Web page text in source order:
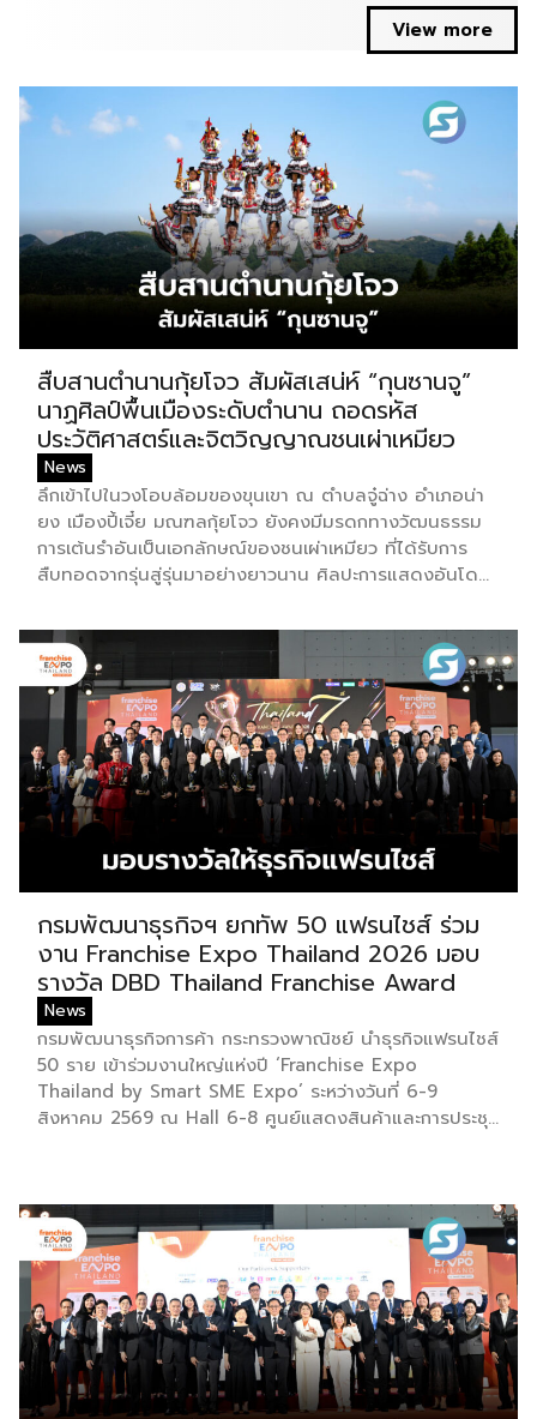
ดอลลาร์สหรัฐฯ, เครื่องบินโบอิ้ง 50 ลำ รุ่น 777 รวมถึงชาว
ประมงสหรัฐจะสามารถเข้าถึงตลาดอินโดนีเซียที่มีได้อย่าง
จดหมายถึงประเทศคู่ค้า หนึ่งในนั้นคืออินโดนีเซียที่ถูกเรียก
เก็บ 32% โดยจะมีผลในวันที่ 1 สิงหาคม […]
View more
สืบสานตำนานกุ้ยโจว สัมผัสเสน่ห์ “กุนซานจู”
นาฏศิลป์พื้นเมืองระดับตำนาน ถอดรหัส
ประวัติศาสตร์และจิตวิญญาณชนเผ่าเหมียว
News
ลึกเข้าไปในวงโอบล้อมของขุนเขา ณ ตำบลจู๋ฉ่าง อำเภอน่า
ยง เมืองปี้เจี๋ย มณฑลกุ้ยโจว ยังคงมีมรดกทางวัฒนธรรม
การเต้นรำอันเป็นเอกลักษณ์ของชนเผ่าเหมียว ที่ได้รับการ
สืบทอดจากรุ่นสู่รุ่นมาอย่างยาวนาน ศิลปะการแสดงอันโดด
“ไข่มุกแห่งที่ราบสูงกุ้ยโจว” ซึ่งทรงคุณค่าเป็นยิ่งกว่าการ
แสดง เพราะทำหน้าที่จดบันทึกประวัติศาสตร์การอพยพย้าย
ถิ่นฐาน สะท้อนภูมิปัญญาทางวัฒนธรรมอันรุ่มรวย และ
ตอกย้ำจิตวิญญาณอันแข็งแกร่งของชนเผ่าเหมียวไว้ได้อย่าง
งดงาม ตำนานเล่าว่า ยามอพยพย้ายถิ่นฐานในอดีตกาล
เส้นทางของชาวเหมียวต้องเผชิญกับเทือกเขาสูงชันและพง
หนามรกร้าง เพื่อเปิดทางให้เพื่อนพ้องเดินทางผ่านพงไพร
เหล่าผู้กล้าหาญจึงใช้ร่างกายของตนกลิ้งทับพงหนามอย่างไม่
เกรงกลัวเพื่อถางทางให้คนในเผ่า ด้วยเหตุนี้ คนรุ่นหลังจึงได้
จำลองท่วงท่าการกลิ้งตัวดังกล่าวมาต่อยอดและรังสรรค์เป็น
ระบำลู่เซิงอันเป็นเอกลักษณ์ เพื่อรำลึกถึงความกล้าหาญและ
หยาดเหงื่อแรงกายของบรรพบุรุษ โดยทุกท่วงท่าการกลิ้งตัว
คือการคารวะต่อบรรพชน และทุกการกระโดดสะท้อนถึงจิต
วิญญาณอันแรงกล้าของชนเผ่าเหมียว กุนซานจูถือเป็นหนึ่ง
ในศิลปะการเต้นรำที่ปราบเซียนและท้าทายที่สุดของชนเผ่า
เหมียว ผู้แสดงจะสวมเสื้อนอกสีขาวปักลายอันประณีต และ
สวมหมวกขนไก่ฟ้า พร้อมบรรเลงลู่เซิงแบบ 6 ท่อ จุดที่
ท้าทายที่สุดคือเสียงเพลงจะต้องพลิ้วไหวอย่างต่อเนื่อง นัก
เต้นจึงต้องเป่าลู่เซิงอย่างสม่ำเสมอโดยไม่สะดุด แม้ในยามที่
ต้องโลดโผนด้วยท่วงท่าที่ยากและซับซ้อนก็ตาม ในระหว่าง
พร้อมรังสรรค์ลีลาท่ารำอันตื่นตาตื่นใจ ไม่ว่าจะเป็นท่า
นางแอ่นบิน พีระมิดมนุษย์ หรือท่ามังกรพลิกกาย การผสาน
ท่วงทำนอง การเคลื่อนไหว ลมหายใจ และพละกำลังเข้าด้วย
กันอย่างสมบูรณ์แบบนี้เอง ที่หล่อหลอมให้เกิดเป็น
สุนทรียศาสตร์อันเป็นเอกลักษณ์ของศิลปะโบราณชนิดนี้
นับตั้งแต่คริสต์ทศวรรษ 1990 เป็นต้นมา กุนซานจูได้รับการ
ยอมรับอย่างกว้างขวางทั้งในและต่างประเทศ […]
กรมพัฒนาธุรกิจฯ ยกทัพ 50 แฟรนไชส์ ร่วม
งาน Franchise Expo Thailand 2026 มอบ
รางวัล DBD Thailand Franchise Award
News
กรมพัฒนาธุรกิจการค้า กระทรวงพาณิชย์ นำธุรกิจแฟรนไชส์
50 ราย เข้าร่วมงานใหญ่แห่งปี ‘Franchise Expo
Thailand by Smart SME Expo’ ระหว่างวันที่ 6-9
สิงหาคม 2569 ณ Hall 6-8 ศูนย์แสดงสินค้าและการประชุ
นพงษ์ นัยนาภากรณ์ อธิบดีกรมพัฒนาธุรกิจการค้า
กระทรวงพาณิชย์ เปิดเผยภายหลังเป็นประธานเปิดงาน “งาน
แฟรนไชส์ เอ็กซ์โป ไทยแลนด์ บาย สมาร์ท เอสเอ็มอี เอ็กซ์
โป (Franchise Expo Thailand by Smart SME Expo)”
ซึ่งเป็นงานแสดงธุรกิจแฟรนไชส์ชั้นนำที่จัดขึ้นโดย บริษัท พี
เอ็มจี คอร์ปอเรชัน จำกัด เพื่อยกระดับศักยภาพของผู้
ประกอบการและเจ้าของธุรกิจที่ต้องการขยายกิจการผ่า
นระบบแฟรนไชส์ […]